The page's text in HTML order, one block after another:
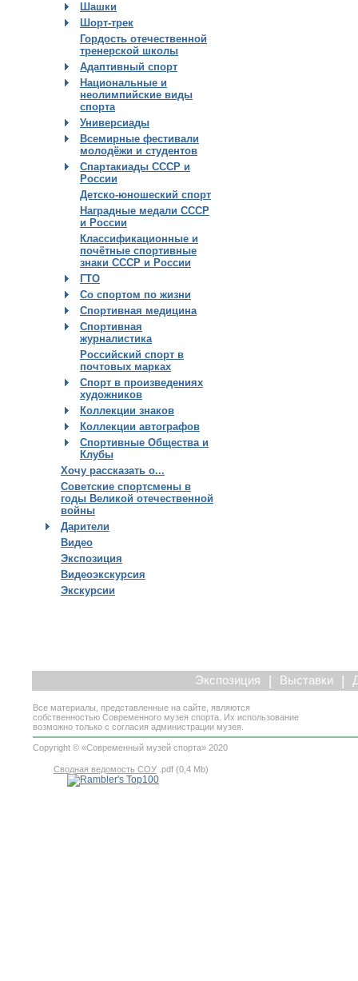
Шашки
Шорт-трек
Гордость отечественной
тренерской школы
Адаптивный спорт
Национальные и
неолимпийские виды
спорта
Универсиады
Всемирные фестивали
молодёжи и студентов
Спартакиады СССР и
России
Детско-юношеский спорт
Наградные медали СССР
и России
Классификационные и
почётные спортивные
знаки СССР и России
ГТО
Со спортом по жизни
Спортивная медицина
Спортивная
журналистика
Российский спорт в
почтовых марках
Спорт в произведениях
художников
Коллекции знаков
Коллекции автографов
Спортивные Общества и
Клубы
Хочу рассказать о...
Советские спортсмены в
годы Великой отечественной
войны
Дарители
Видео
Экспозиция
Видеоэкскурсия
Экскурсии
Экспозиция | Выставки |
Все материалы, представленные на сайте, являются
собственностью Современного музея спорта. Их использование
возможно только с согласия администрации музея.
Copyright © «Современный музей спорта» 2020
Сводная ведомость СОУ.pdf (0,4 Mb)